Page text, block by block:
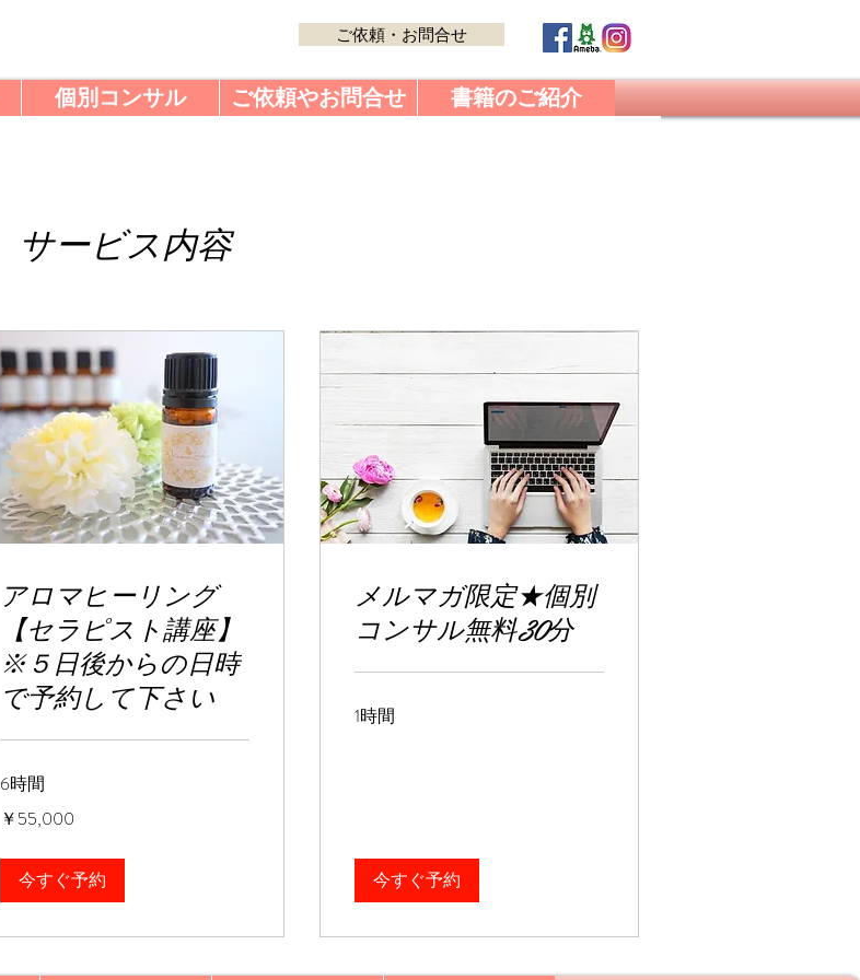
ご依頼・お問合せ
個別コンサル ご依頼やお問合せ 書籍のご紹介
サービス内容
アロマヒーリング
【セラピスト講座】
※５日後からの日時
で予約して下さい
6時間
円
￥55,000
今すぐ予約
メルマガ限定★個別
コンサル無料30分
1時間
今すぐ予約